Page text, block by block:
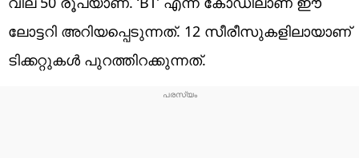
ലോട്ടറി അറിയപ്പെടുന്നത്. 12 സീരീസുകളിലായാണ്
ടിക്കറ്റുകൾ പുറത്തിറക്കുന്നത്.